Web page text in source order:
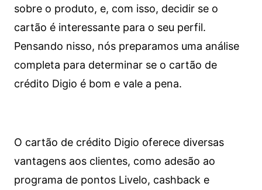
sobre o produto, e, com isso, decidir se o
cartão é interessante para o seu perfil.
Pensando nisso, nós preparamos uma análise
completa para determinar se o cartão de
crédito Digio é bom e vale a pena.
O cartão de crédito Digio oferece diversas
vantagens aos clientes, como adesão ao
programa de pontos Livelo, cashback e